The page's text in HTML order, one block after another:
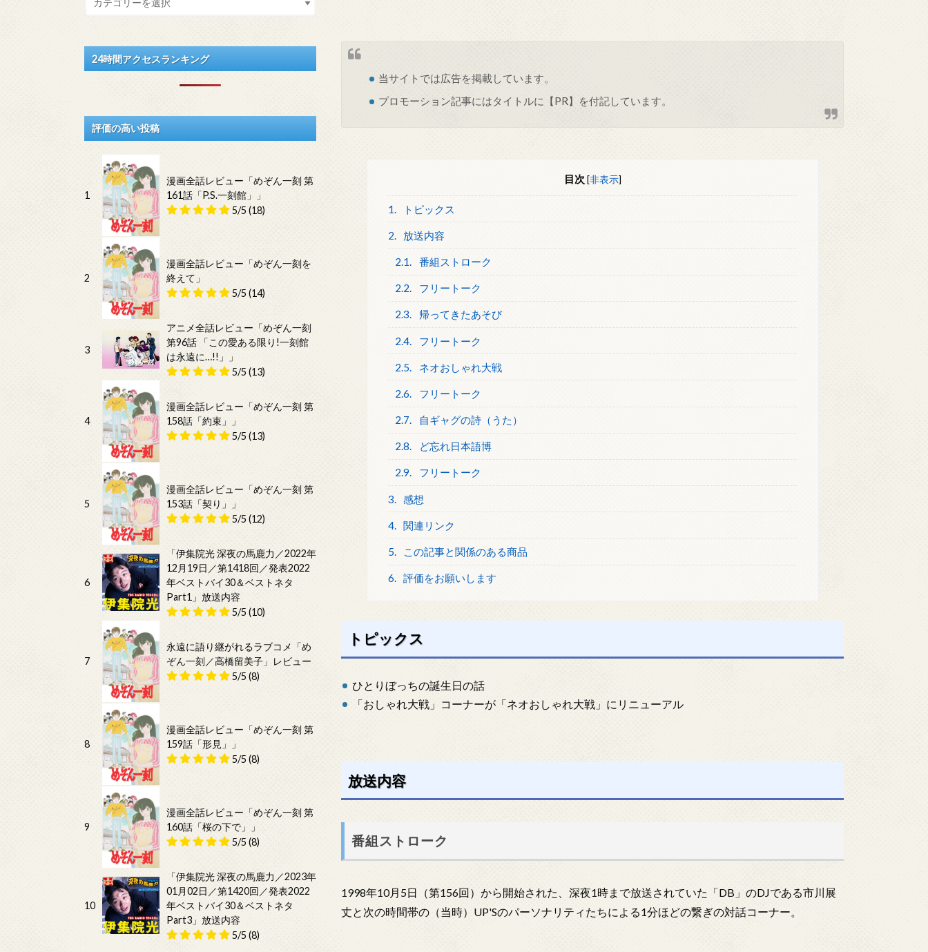
当サイトでは広告を掲載しています。
プロモーション記事にはタイトルに【PR】を付記しています。
目次 [非表示]
1. トピックス
2. 放送内容
2.1. 番組ストローク
2.2. フリートーク
2.3. 帰ってきたあそび
2.4. フリートーク
2.5. ネオおしゃれ大戦
2.6. フリートーク
2.7. 自ギャグの詩（うた）
2.8. ど忘れ日本語博
2.9. フリートーク
3. 感想
4. 関連リンク
5. この記事と関係のある商品
6. 評価をお願いします
トピックス
ひとりぼっちの誕生日の話
「おしゃれ大戦」コーナーが「ネオおしゃれ大戦」にリニューアル
放送内容
番組ストローク
1998年10月5日（第156回）から開始された、深夜1時まで放送されていた「DB」のDJである市川展
丈と次の時間帯の（当時）UP'Sのパーソナリティたちによる1分ほどの繋ぎの対話コーナー。
24時間アクセスランキング
評価の高い投稿
1
漫画全話レビュー「めぞん一刻 第
161話「P.S.一刻館」」
5/5 (18)
2
漫画全話レビュー「めぞん一刻を
終えて」
5/5 (14)
3
アニメ全話レビュー「めぞん一刻
第96話 「この愛ある限り!一刻館
は永遠に…!!」」
5/5 (13)
4
漫画全話レビュー「めぞん一刻 第
158話「約束」」
5/5 (13)
5
漫画全話レビュー「めぞん一刻 第
153話「契り」」
5/5 (12)
6
「伊集院光 深夜の馬鹿力／2022年
12月19日／第1418回／発表2022
年ベストバイ30＆ベストネタ
Part1」放送内容
5/5 (10)
7
永遠に語り継がれるラブコメ「め
ぞん一刻／高橋留美子」レビュー
5/5 (8)
8
漫画全話レビュー「めぞん一刻 第
159話「形見」」
5/5 (8)
9
漫画全話レビュー「めぞん一刻 第
160話「桜の下で」」
5/5 (8)
10
「伊集院光 深夜の馬鹿力／2023年
01月02日／第1420回／発表2022
年ベストバイ30＆ベストネタ
Part3」放送内容
5/5 (8)